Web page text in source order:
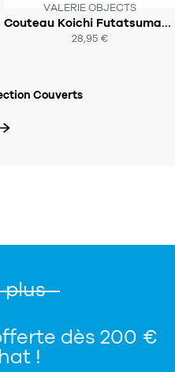
VALERIE OBJECTS
Couteau Koichi Futatsumata - VALERIE OBJECTS
28,95 €
CE PRODUIT N'EST PLUS EN STOCK
:-(
ACHAT EXPRESS
Couverts
plus
dès 200 €
!